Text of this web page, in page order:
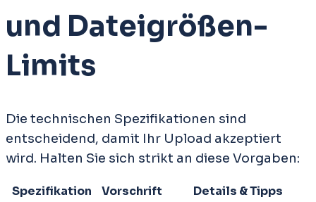
und Dateigrößen-
Limits
Die technischen Spezifikationen sind
entscheidend, damit Ihr Upload akzeptiert
wird. Halten Sie sich strikt an diese Vorgaben:
Spezifikation Vorschrift Details & Tipps